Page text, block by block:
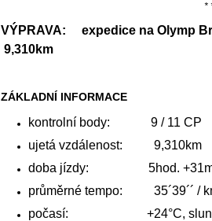
*
VÝPRAVA: expedice na Olymp
9,310km
ZÁKLADNÍ INFORMACE
kontrolní body: 9 / 11 CP
ujetá vzdálenost: 9,310km
doba jízdy: 5hod.
průměrné tempo: 35´39´´ /
počasí: +24°C,